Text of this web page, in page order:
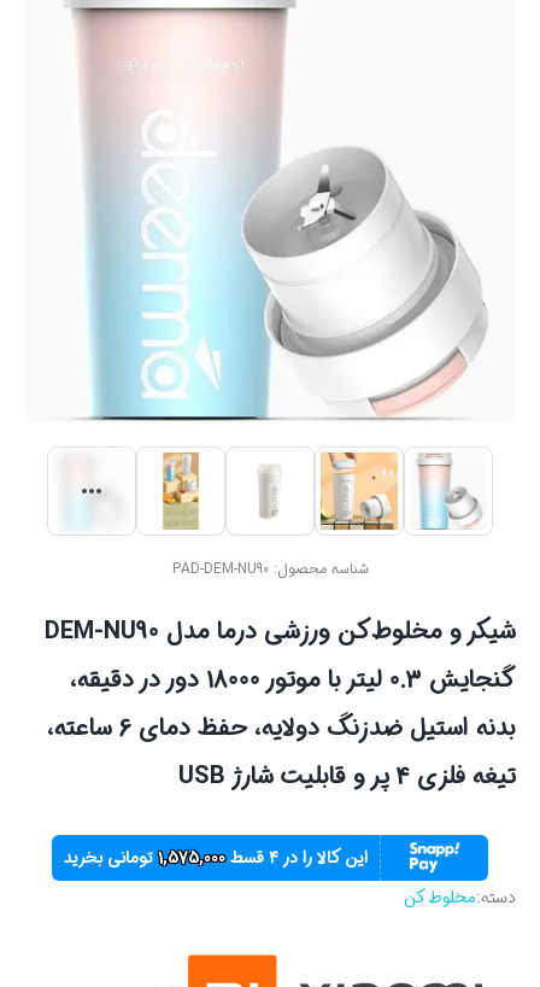
شناسه محصول:PAD-DEM-NU90
شیکر و مخلوط‌کن ورزشی درما مدل DEM-NU90
گنجایش 0.3 لیتر با موتور 18000 دور در دقیقه،
بدنه استیل ضدزنگ دولایه، حفظ دمای 6 ساعته،
تیغه فلزی 4 پر و قابلیت شارژ USB
این کالا را در ۴ قسط 1,575,000تومانی بخرید
دسته:مخلوط کن